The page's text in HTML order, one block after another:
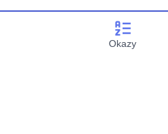
Okazy